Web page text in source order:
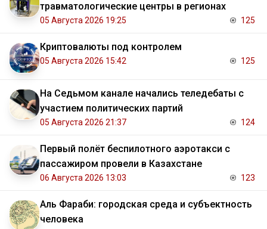
травматологические центры в регионах
05 Августа 2026 19:25 125
Криптовалюты под контролем
05 Августа 2026 15:42 125
На Седьмом канале начались теледебаты с
участием политических партий
05 Августа 2026 21:37 124
Первый полёт беспилотного аэротакси с
пассажиром провели в Казахстане
06 Августа 2026 13:03 123
Аль Фараби: городская среда и субъектность
человека